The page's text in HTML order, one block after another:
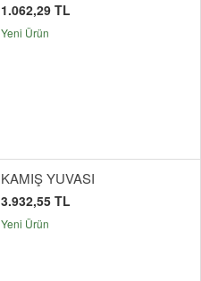
1.062,29 TL
Yeni Ürün
KAMIŞ YUVASI
3.932,55 TL
Yeni Ürün